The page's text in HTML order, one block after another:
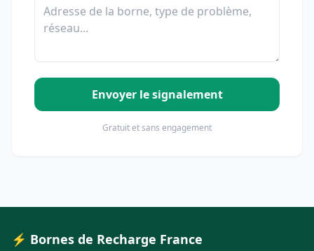
Envoyer le signalement
Gratuit et sans engagement
⚡ Bornes de Recharge France